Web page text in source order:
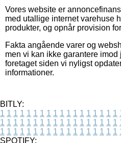
Vores website er
med utallige internet varehuse
produkter, og opnår provision
Fakta angående varer og
men vi kan ikke garantere
foretaget siden vi nyligst
informationer.
BITLY:
1 1 1 1 1 1 1 1 1 1 1 1 1 1 1 1 1 1
1 1 1 1 1 1 1 1 1 1 1 1 1 1 1 1 1 1
1 1 1 1 1 1 1 1 1 1 1 1 1 1 1 1 1 1
SPOTIFY: